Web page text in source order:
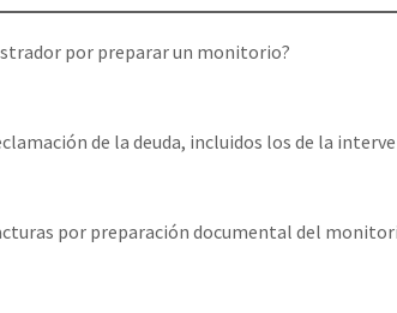
por preparar un monitorio?⁣
de la deuda, incluidos los de la
por preparación documental del